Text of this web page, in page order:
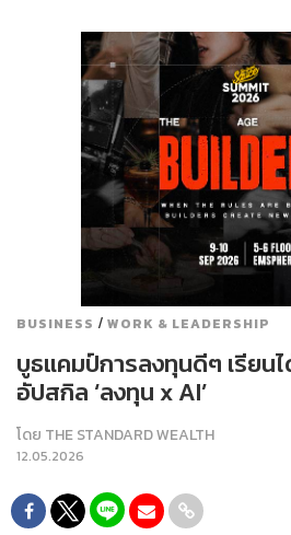
BUSINESS / WORK & LEADERSHIP
บูธแคมป์การลงทุนดีๆ เรียน
อัปสกิล ‘ลงทุน x AI’
โดย THE STANDARD WEALTH
12.05.2026